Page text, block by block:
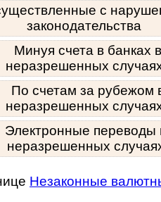
с
законодательства
Минуя счета в банках в
неразрешенных
По счетам за рубежом
неразрешенных
Электронные переводы
неразрешенных
Незаконные